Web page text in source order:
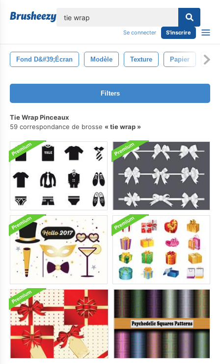
Se connecter S'inscrire
Fond D&#39;écran Modèle Texture Papier
Filters
Tie Wrap Pinceaux
59 correspondance de brosse
tie wrap